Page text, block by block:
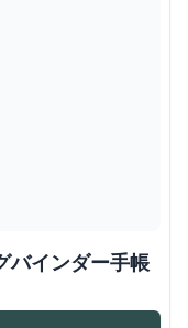
バインダー手帳